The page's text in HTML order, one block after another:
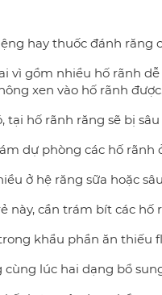
hay thuốc đánh răng
vì gồm nhiều hố rãnh
xen vào hố rãnh
tại hố rãnh răng sẽ bị
dự phòng các hố rãnh
ở hệ răng sữa hoặc
này, cần trám bít các hố
khẩu phần ăn thiếu
cùng lúc hai dạng bổ